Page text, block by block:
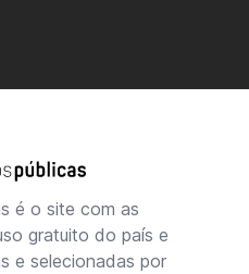
é o site com as
gratuito do país e
e selecionadas por